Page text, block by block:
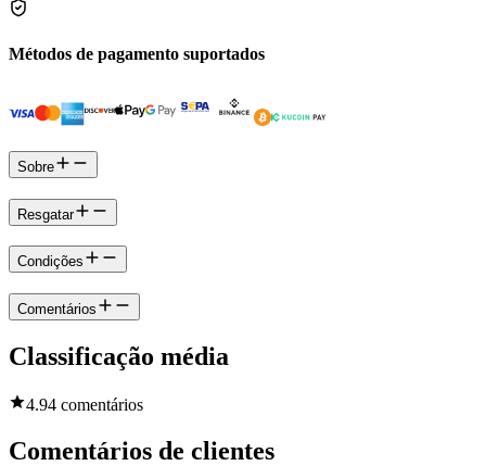
Métodos de pagamento suportados
Sobre
Resgatar
Condições
Comentários
Classificação média
4.94 comentários
Comentários de clientes